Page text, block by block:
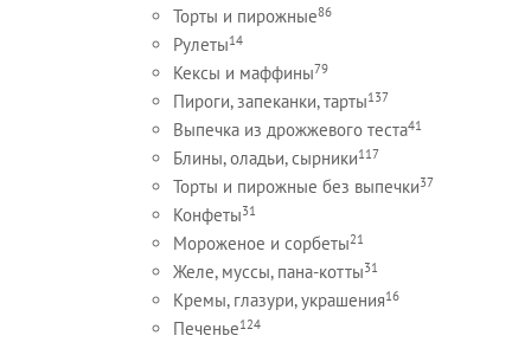
Торты и пирожные86
Рулеты14
Кексы и маффины79
Пироги, запеканки, тарты137
Выпечка из дрожжевого теста41
Блины, оладьи, сырники117
Торты и пирожные без выпечки37
Конфеты31
Мороженое и сорбеты21
Желе, муссы, пана-котты31
Кремы, глазури, украшения16
Печенье124